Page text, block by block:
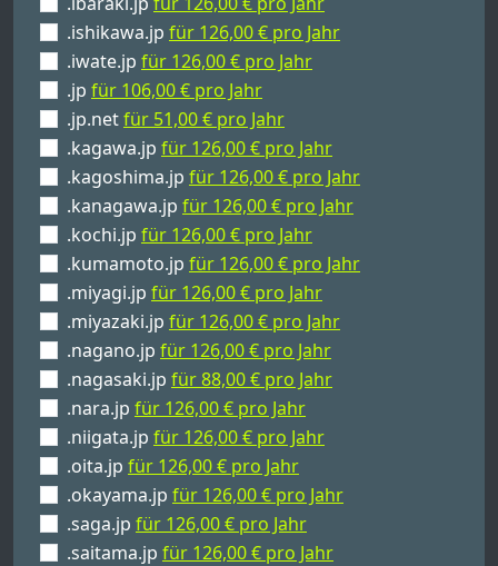
.ishikawa.jp für 126,00 € pro Jahr
.iwate.jp für 126,00 € pro Jahr
.jp für 106,00 € pro Jahr
.jp.netfür 51,00 € pro Jahr
.kagawa.jp für 126,00 € pro Jahr
.kagoshima.jp für 126,00 € pro Jahr
.kanagawa.jp für 126,00 € pro Jahr
.kochi.jp für 126,00 € pro Jahr
.kumamoto.jp für 126,00 € pro Jahr
.miyagi.jp für 126,00 € pro Jahr
.miyazaki.jp für 126,00 € pro Jahr
.nagano.jp für 126,00 € pro Jahr
.nagasaki.jp für 88,00 € pro Jahr
.nara.jp für 126,00 € pro Jahr
.niigata.jp für 126,00 € pro Jahr
.oita.jp für 126,00 € pro Jahr
.okayama.jp für 126,00 € pro Jahr
.saga.jp für 126,00 € pro Jahr
.saitama.jp für 126,00 € pro Jahr